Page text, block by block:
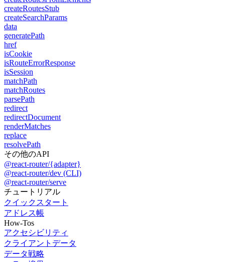
createRoutesStub
createSearchParams
data
generatePath
href
isCookie
isRouteErrorResponse
isSession
matchPath
matchRoutes
parsePath
redirect
redirectDocument
renderMatches
replace
resolvePath
その他のAPI
@react-router/{adapter}
@react-router/dev (CLI)
@react-router/serve
チュートリアル
クイックスタート
アドレス帳
How-Tos
アクセシビリティ
クライアントデータ
データ戦略